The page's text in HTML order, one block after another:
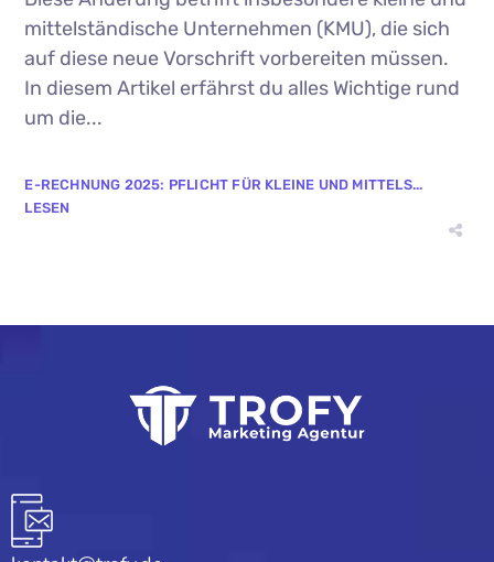
mittelständische Unternehmen (KMU), die sich
auf diese neue Vorschrift vorbereiten müssen.
In diesem Artikel erfährst du alles Wichtige rund
um die...
E-RECHNUNG 2025: PFLICHT FÜR KLEINE UND MITTELS...
LESEN